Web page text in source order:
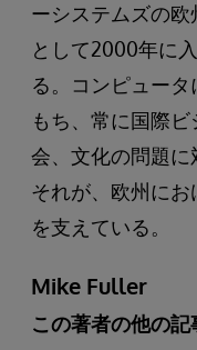
ーシステムズの
として2000年に
る。コンピュー
もち、常に国際
会、文化の問題に
それが、欧州に
を支えている。
Mike Fuller
この著者の他の記